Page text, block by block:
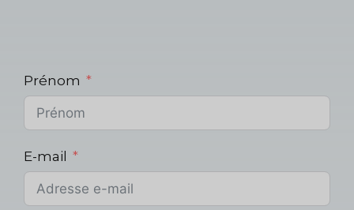
Prénom
E-mail